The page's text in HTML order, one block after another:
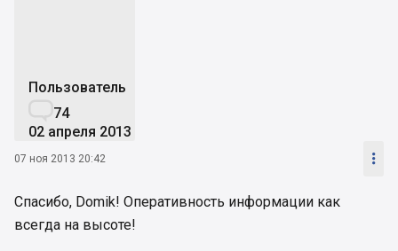
Пользователь
74
02 апреля 2013
07 ноя 2013 20:42 
Спасибо, Domik! Оперативность информации как
всегда на высоте!